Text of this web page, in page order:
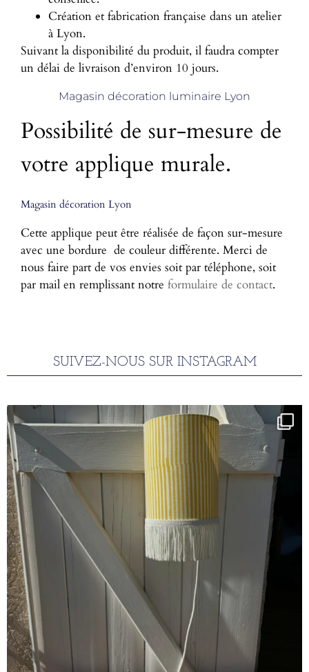
Création et fabrication française dans un atelier
à Lyon.
Suivant la disponibilité du produit, il faudra compter
un délai de livraison d’environ 10 jours.
Magasin décoration luminaire Lyon
Possibilité de sur-mesure de
votre applique murale.
Magasin décoration Lyon
Cette applique peut être réalisée de façon sur-mesure
avec une bordure de couleur différente. Merci de
nous faire part de vos envies soit par téléphone, soit
par mail en remplissant notre formulaire de contact.
SUIVEZ-NOUS SUR INSTAGRAM